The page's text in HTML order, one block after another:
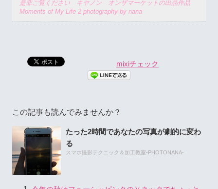
是非ご覧ください キヤノン オンザマーケットの出品作品
Moments of My Life 2 photography by nana
mixiチェック
この記事も読んでみませんか？
たった2時間であなたの写真が劇的に変わ
る
スマホ撮影テクニック＆加工教室-PHOTONANA-